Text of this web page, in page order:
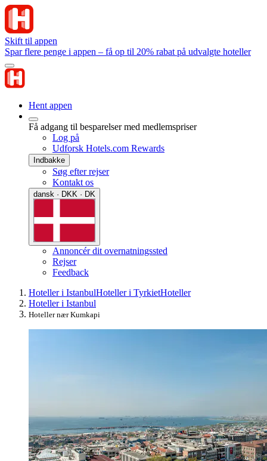
Skift til appen
Spar flere penge i appen – få op til 20% rabat på udvalgte hoteller
Hent appen
Få adgang til besparelser med medlemspriser
Log på
Udforsk Hotels.com Rewards
Indbakke
Søg efter rejser
Kontakt os
dansk · DKK · DK
Annoncér dit overnatningssted
Rejser
Feedback
Hoteller i IstanbulHoteller i TyrkietHoteller
Hoteller i Istanbul
Hoteller nær Kumkapi